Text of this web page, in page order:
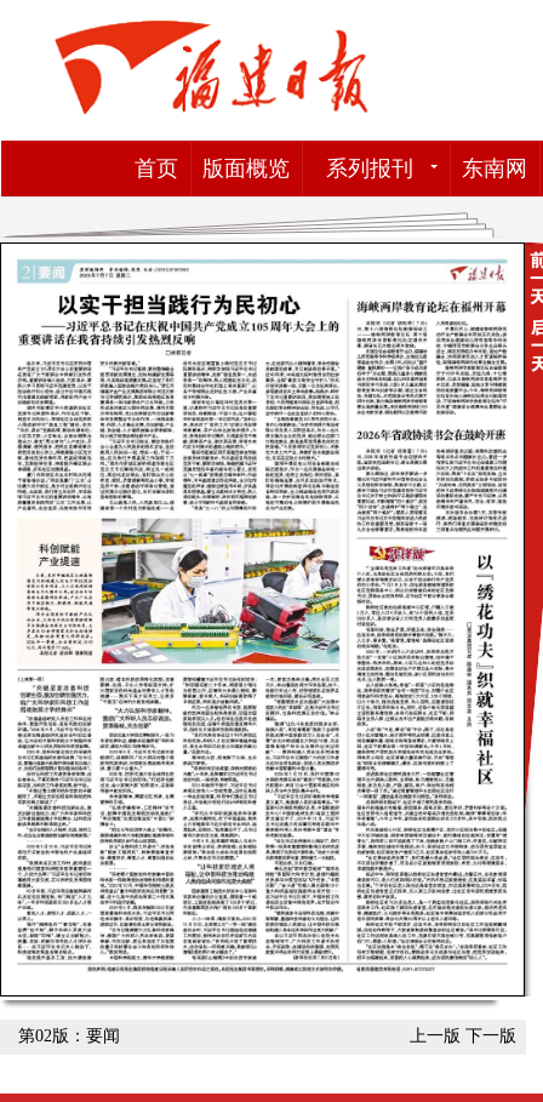
首页 版面概览 系列报刊 东南网
第02版：要闻 上一版 下一版